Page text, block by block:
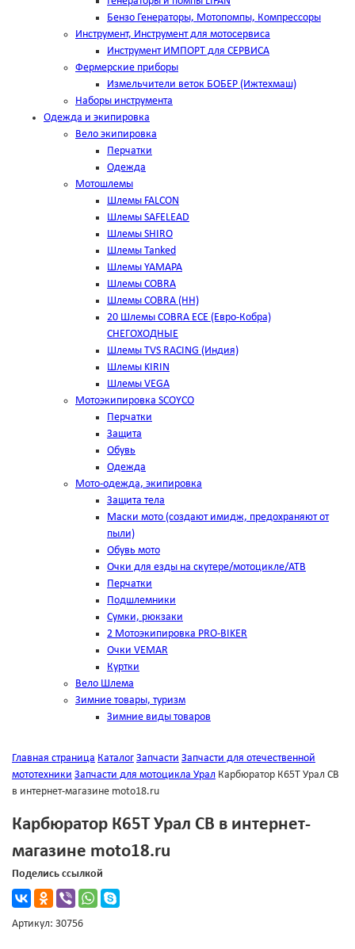
Бензо Генераторы, Мотопомпы, Компрессоры
Инструмент, Инструмент для мотосервиса
Инструмент ИМПОРТ для СЕРВИСА
Фермерские приборы
Измельчители веток БОБЕР (Ижтехмаш)
Наборы инструмента
Одежда и экипировка
Вело экипировка
Перчатки
Одежда
Мотошлемы
Шлемы FALCON
Шлемы SAFELEAD
Шлемы SHIRO
Шлемы Tanked
Шлемы YAMAPA
Шлемы COBRA
Шлемы COBRA (HH)
20 Шлемы COBRA ECE (Евро-Кобра)
СНЕГОХОДНЫЕ
Шлемы TVS RACING (Индия)
Шлемы KIRIN
Шлемы VEGA
Мотоэкипировка SCOYCO
Перчатки
Защита
Обувь
Одежда
Мото-одежда, экипировка
Защита тела
Маски мото (создают имидж, предохраняют от
пыли)
Обувь мото
Очки для езды на скутере/мотоцикле/АТВ
Перчатки
Подшлемники
Сумки, рюкзаки
2 Мотоэкипировка PRO-BIKER
Очки VEMAR
Куртки
Вело Шлема
Зимние товары, туризм
Зимние виды товаров
Главная страница Каталог Запчасти Запчасти для отечественной
мототехники Запчасти для мотоцикла Урал Карбюратор К65Т Урал CB
в интернет-магазине moto18.ru
Карбюратор К65Т Урал CB в интернет-
магазине moto18.ru
Поделись ссылкой
Артикул: 30756